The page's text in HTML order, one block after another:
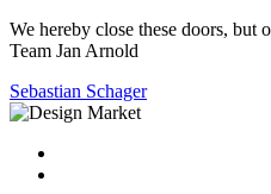
We hereby close these doors, but
Team Jan Arnold
Sebastian Schager